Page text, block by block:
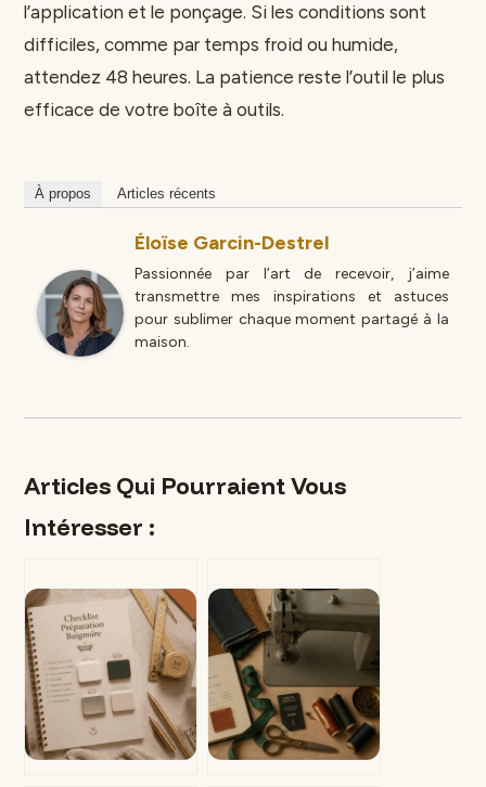
l’application et le ponçage. Si les conditions sont
difficiles, comme par temps froid ou humide,
attendez 48 heures. La patience reste l’outil le plus
efficace de votre boîte à outils.
À propos Articles récents
Éloïse Garcin-Destrel
Passionnée par l’art de recevoir, j’aime
transmettre mes inspirations et astuces
pour sublimer chaque moment partagé à la
maison.
Articles Qui Pourraient Vous
Intéresser :